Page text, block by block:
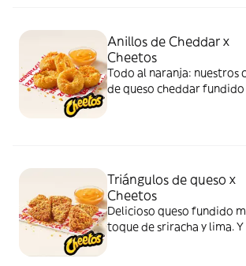
Anillos de Cheddar x
Cheetos
Todo al naranja: nuestros
de queso cheddar
Triángulos de queso x
Cheetos
Delicioso queso fundido
toque de sriracha y lima.
acompañados de nuestra